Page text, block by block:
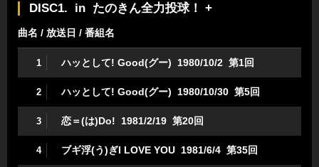
DISC1. in たのきん全力投球！ +
曲名 / 放送日 / 番組名
1 ハッとして! Good(グー) 1980/10/2 第1回
2 ハッとして! Good(グー) 1980/10/30 第5回
3 恋＝(は)Do! 1981/2/19 第20回
4 ブギ浮(う)ぎI LOVE YOU 1981/6/4 第35回